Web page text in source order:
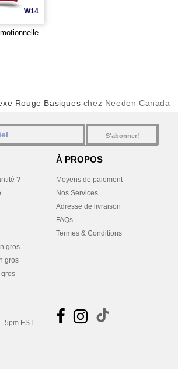
W14
Rouge Basiques chez Needen Canada
S'abonner!
?
gros
gros
gros
À PROPOS
Moyens de paiement
Nos Services
Adresse de livraison
FAQs
Termes & Conditions
5pm EST